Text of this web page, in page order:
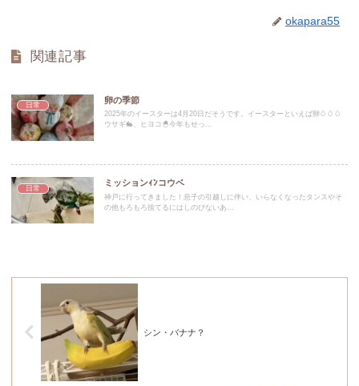
okapara55
関連記事
日常
卵の季節
2025年のイースターは4月20日だそうです。イースターといえば卵🥚🥚🥚
ウサギ🐇、ヒヨコ🐣今年もせっ...
日常
ミッションｨﾝコウベ
神戸に行ってきました！息子の引越しに伴い、いらなくなったタンスやそ
の他もろもろ捨てるにはしのびないあ...
シン・バナナ？